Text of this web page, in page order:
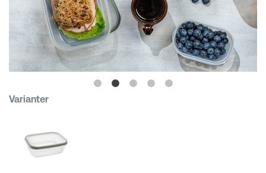
Hinkar & Tunnor
Kundkorgar
Varianter